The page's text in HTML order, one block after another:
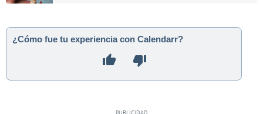
¿Cómo fue tu experiencia con Calendarr?